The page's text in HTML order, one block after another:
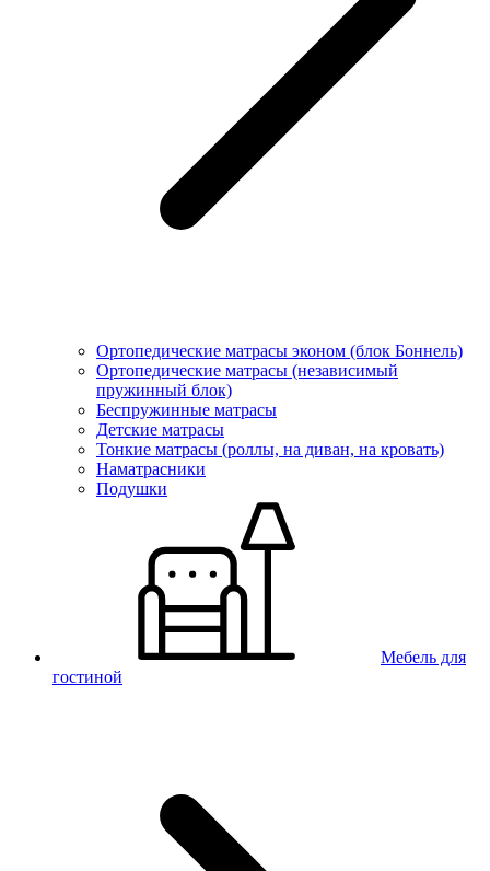
Ортопедические матрасы эконом (блок Боннель)
Ортопедические матрасы (независимый
пружинный блок)
Беcпружинные матрасы
Детские матрасы
Тонкие матрасы (роллы, на диван, на кровать)
Наматрасники
Подушки
Мебель для
гостиной